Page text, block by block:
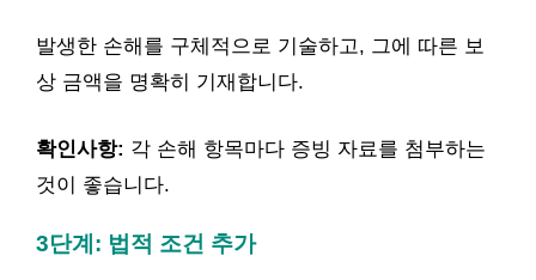
발생한 손해를 구체적으로 기술하고, 그에 따른 보
상 금액을 명확히 기재합니다.
확인사항: 각 손해 항목마다 증빙 자료를 첨부하는
것이 좋습니다.
3단계: 법적 조건 추가